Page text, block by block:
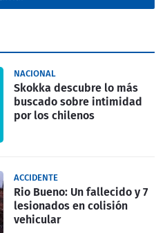
NACIONAL
Skokka descubre lo más
buscado sobre intimidad
por los chilenos
ACCIDENTE
Rio Bueno: Un fallecido y 7
lesionados en colisión
vehicular